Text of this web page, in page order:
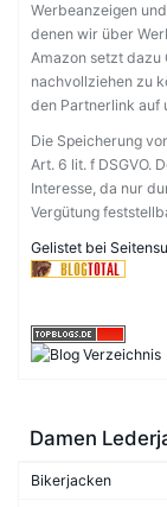
Werbeanzeigen
denen wir über
Amazon setzt dazu
nachvollziehen zu
den Partnerlink auf
Die Speicherung
Art. 6 lit. f DSGVO.
Interesse, da nur
Vergütung
Gelistet bei
Damen
Bikerjacken